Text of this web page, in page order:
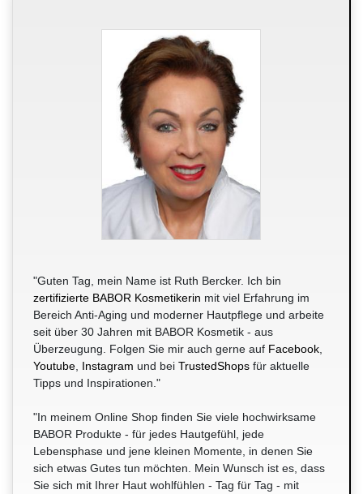
"Guten Tag, mein Name ist Ruth Bercker. Ich bin
zertifizierte BABOR Kosmetikerin mit viel Erfahrung im
Bereich Anti-Aging und moderner Hautpflege und arbeite
seit über 30 Jahren mit BABOR Kosmetik - aus
Überzeugung. Folgen Sie mir auch gerne auf Facebook
Youtube Instagram und bei TrustedShops für aktuelle
Tipps und Inspirationen."
"In meinem Online Shop finden Sie viele hochwirksame
BABOR Produkte - für jedes Hautgefühl, jede
Lebensphase und jene kleinen Momente, in denen Sie
sich etwas Gutes tun möchten. Mein Wunsch ist es, dass
Sie sich mit Ihrer Haut wohlfühlen - Tag für Tag - mit